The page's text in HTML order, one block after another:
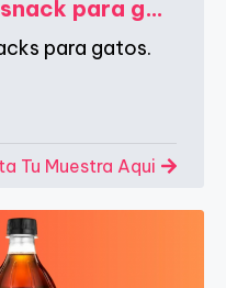
Muestra GRATIS de snack para gatos TEMPTATIONS
para gatos.
Tu Muestra Aqui